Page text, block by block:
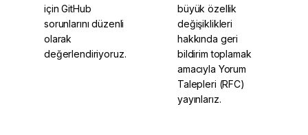
için GitHub
sorunlarını düzenli
olarak
değerlendiriyoruz.
büyük özellik
değişiklikleri
hakkında geri
bildirim toplamak
amacıyla Yorum
Talepleri (RFC)
yayınlarız.